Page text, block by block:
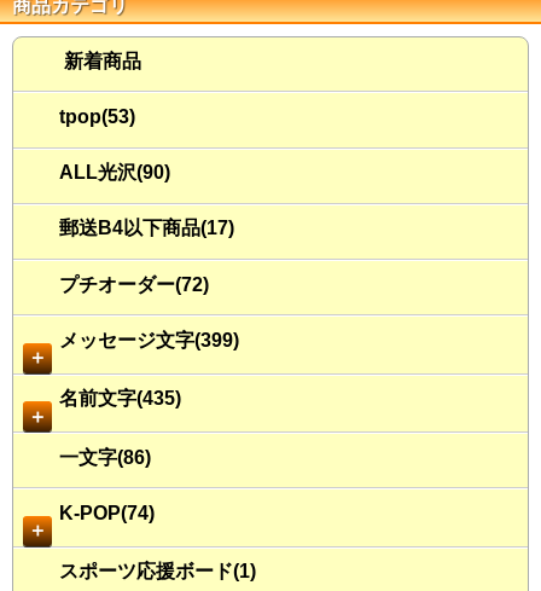
商品カテゴリ
新着商品
tpop(53)
ALL光沢(90)
郵送B4以下商品(17)
プチオーダー(72)
＋
メッセージ文字(399)
＋
名前文字(435)
一文字(86)
＋
K-POP(74)
スポーツ応援ボード(1)